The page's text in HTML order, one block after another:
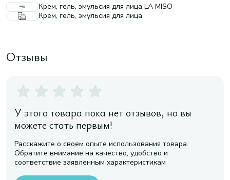
Крем, гель, эмульсия для лица LA MISO
Крем, гель, эмульсия для лица
Отзывы
У этого товара пока нет отзывов, но вы
можете стать первым!
Расскажите о своем опыте использования товара.
Обратите внимание на качество, удобство и
соответствие заявленным характеристикам